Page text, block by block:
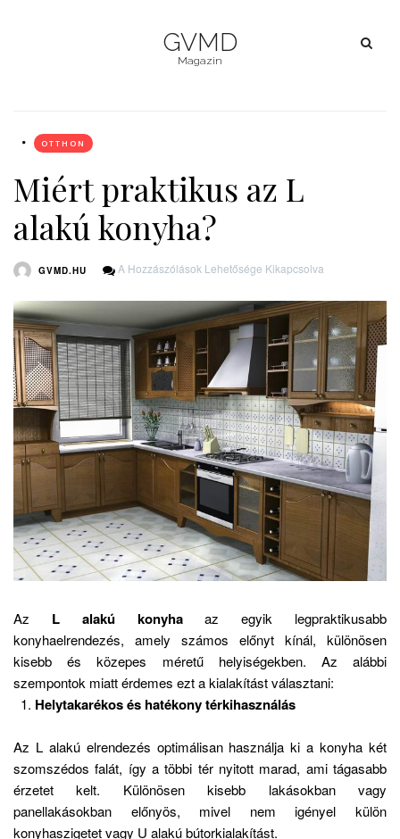
GVMD
Magazin
OTTHON
Miért praktikus az L
alakú konyha?
GVMD.HU
Miért
Az
L
Alakú
Konyha?
Bejegyzéshez
A Hozzászólások Lehetősége Kikapcsolva
Az L alakú konyhaaz egyik legpraktikusabb
konyhaelrendezés, amely számos előnyt kínál, különösen
kisebb és közepes méretű helyiségekben. Az alábbi
szempontok miatt érdemes ezt a kialakítást választani:
Helytakarékos és hatékony térkihasználás
Az L alakú elrendezés optimálisan használja ki a konyha két
szomszédos falát, így a többi tér nyitott marad, ami tágasabb
érzetet kelt. Különösen kisebb lakásokban vagy
panellakásokban előnyös, mivel nem igényel külön
konyhaszigetet vagy U alakú bútorkialakítást.